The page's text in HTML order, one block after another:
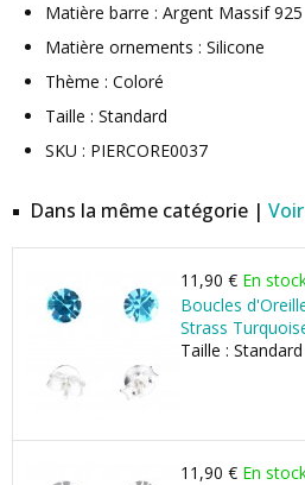
Matière barre : Argent Massif 925
Matière ornements : Silicone
Thème : Coloré
Taille : Standard
SKU : PIERCORE0037
Dans la même catégorie |
11,90 € En
Boucles
Strass
Taille :
11,90 € En